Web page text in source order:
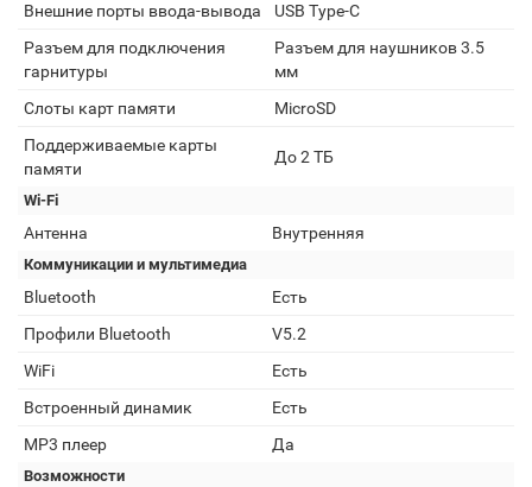
Внешние порты ввода-вывода
USB Type-C
Разъем для подключения
гарнитуры
Разъем для наушников 3.5
мм
Слоты карт памяти
MicroSD
Поддерживаемые карты
памяти
До 2 ТБ
Wi-Fi
Антенна Внутренняя
Коммуникации и мультимедиа
Bluetooth
Есть
Профили Bluetooth
V5.2
WiFi
Есть
Встроенный динамик
Есть
MP3 плеер
Да
Возможности